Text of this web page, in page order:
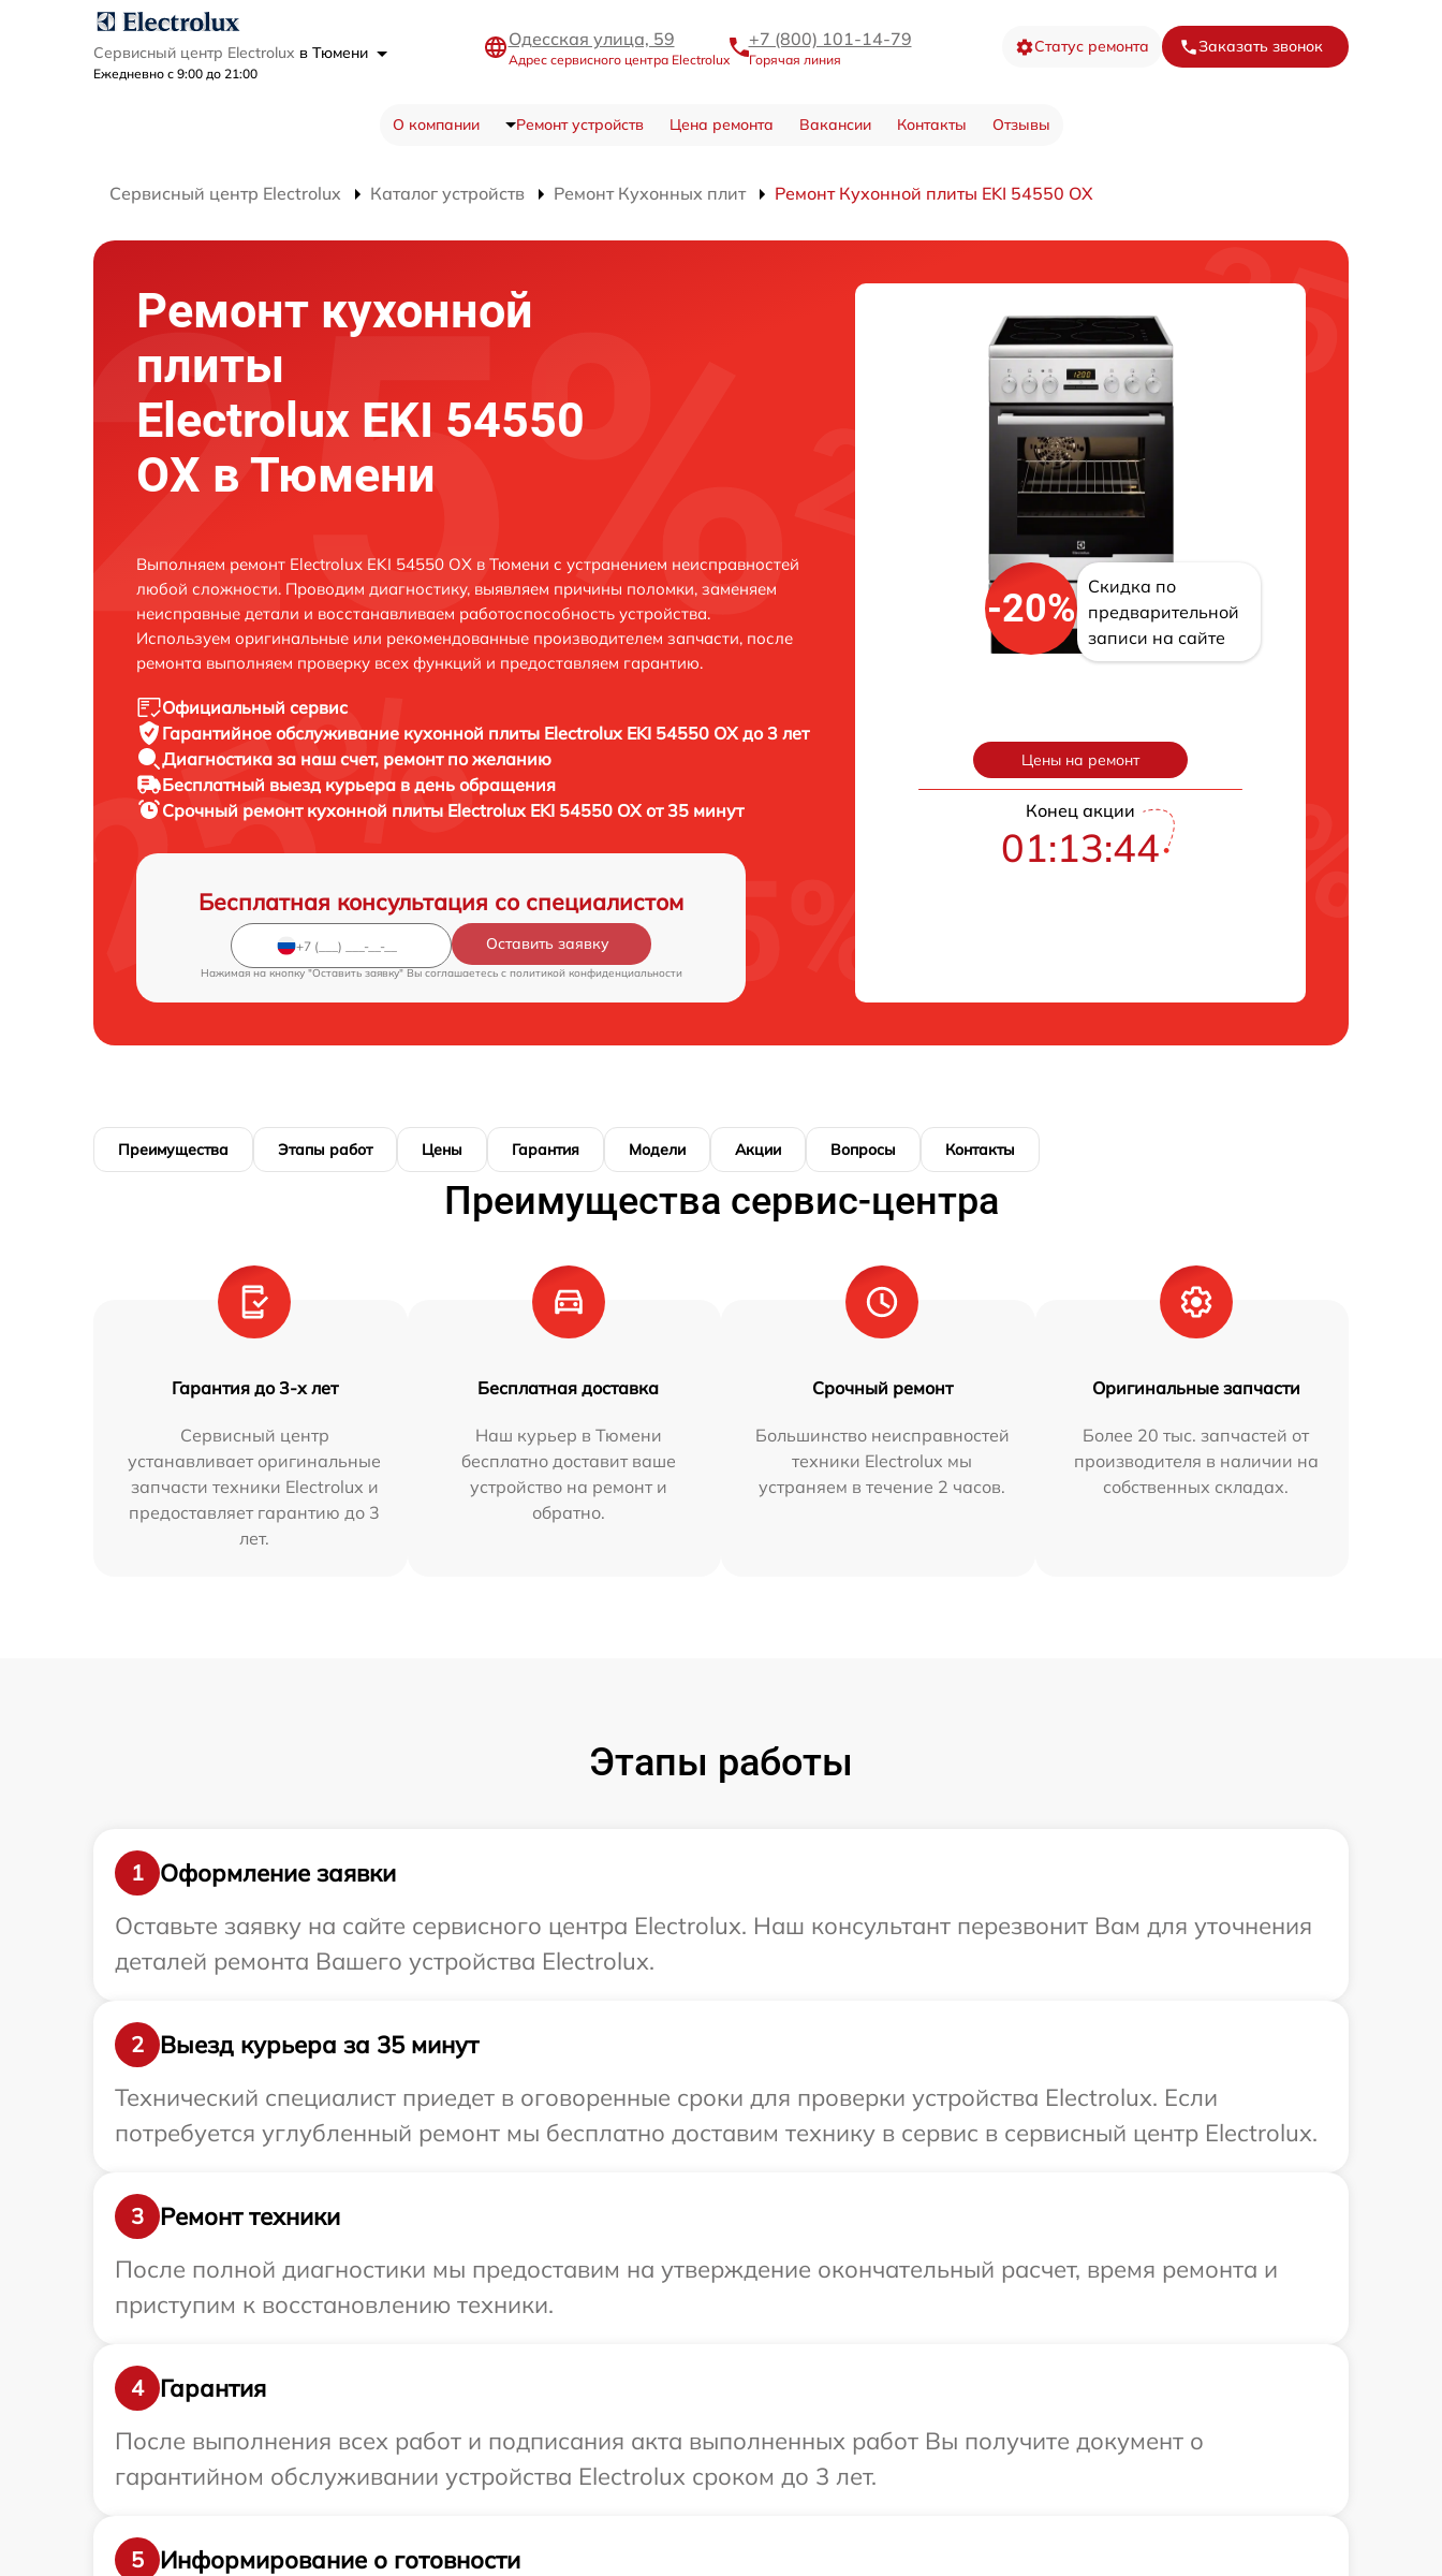
Сервисный центр Electrolux в Тюмени
Ежедневно с 9:00 до 21:00
Одесская улица, 59
Адрес сервисного центра Electrolux
+7 (800) 101-14-79
Горячая линия
Статус ремонта Заказать звонок
О компании Ремонт устройств Цена ремонта Вакансии Контакты Отзывы
Сервисный центр Electrolux Каталог устройств Ремонт Кухонных плит Ремонт Кухонной плиты EKI 54550 OX
Ремонт кухонной
плиты
Electrolux EKI 54550
OX в Тюмени
Выполняем ремонт Electrolux EKI 54550 OX в Тюмени с устранением неисправностей
любой сложности. Проводим диагностику, выявляем причины поломки, заменяем
неисправные детали и восстанавливаем работоспособность устройства.
Используем оригинальные или рекомендованные производителем запчасти, после
ремонта выполняем проверку всех функций и предоставляем гарантию.
Официальный сервис
Гарантийное обслуживание кухонной плиты Electrolux EKI 54550 OX до 3 лет
Диагностика за наш счет, ремонт по желанию
Бесплатный выезд курьера в день обращения
Срочный ремонт кухонной плиты Electrolux EKI 54550 OX от 35 минут
Бесплатная консультация со специалистом
Оставить заявку
Нажимая на кнопку "Оставить заявку" Вы соглашаетесь c политикой конфиденциальности
-20%
Скидка по
предварительной
записи на сайте
Цены на ремонт
Конец акции
01:13:43
Преимущества Этапы работ Цены Гарантия Модели Акции Вопросы Контакты
Преимущества сервис-центра
Гарантия до 3-х лет
Сервисный центр
устанавливает оригинальные
запчасти техники Electrolux и
предоставляет гарантию до 3
лет.
Бесплатная доставка
Наш курьер в Тюмени
бесплатно доставит ваше
устройство на ремонт и
обратно.
Срочный ремонт
Большинство неисправностей
техники Electrolux мы
устраняем в течение 2 часов.
Оригинальные запчасти
Более 20 тыс. запчастей от
производителя в наличии на
собственных складах.
Этапы работы
1
Оформление заявки
Оставьте заявку на сайте сервисного центра Electrolux. Наш консультант перезвонит Вам для уточнения
деталей ремонта Вашего устройства Electrolux.
2
Выезд курьера за 35 минут
Технический специалист приедет в оговоренные сроки для проверки устройства Electrolux. Если
потребуется углубленный ремонт мы бесплатно доставим технику в сервис в сервисный центр Electrolux.
3
Ремонт техники
После полной диагностики мы предоставим на утверждение окончательный расчет, время ремонта и
приступим к восстановлению техники.
4
Гарантия
После выполнения всех работ и подписания акта выполненных работ Вы получите документ о
гарантийном обслуживании устройства Electrolux сроком до 3 лет.
5
Информирование о готовности